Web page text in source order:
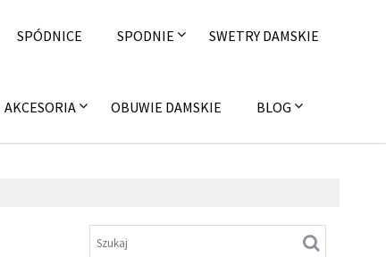
SPÓDNICE SPODNIE SWETRY DAMSKIE
AKCESORIA OBUWIE DAMSKIE BLOG